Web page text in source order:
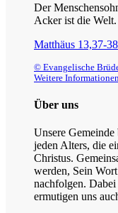
Der
Acker ist die Welt.
Matthäus 13,37-38
© Evangelische
Weitere
Über uns
Unsere Gemeinde
jeden Alters, die
Christus.
werden, Sein
nachfolgen.
ermutigen uns